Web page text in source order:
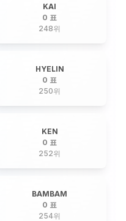
KAI
0 표
248위
HYELIN
0 표
250위
KEN
0 표
252위
BAMBAM
0 표
254위